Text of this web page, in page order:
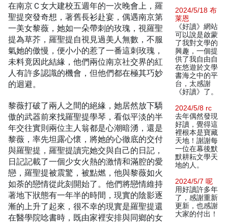
在南京Ｃ女大建校五週年的一次晚會上，羅
聖提突發奇想，著舊長衫赴宴，偶遇南京第
一美女黎薇，她如一朵帶刺的玫瑰，視羅聖
提為草芥，羅聖提自視見過美人無數，不服
氣她的傲慢，便小小的惹了一番這刺玫瑰，
未料竟因此結緣，他們兩位南京社交界的紅
人有許多認識的機會，但他們都在極其巧妙
的迴避。
黎薇打破了兩人之間的絕緣，她居然放下驕
傲的武器前來找羅聖提學琴，看似平淡的半
年交往實則兩位主人翁都是心潮暗湧，還是
黎薇，率先坦露心懷，將她的心徹底的交付
與羅聖提，羅聖提讀完她交與自己的日記，
日記記載了一個少女火熱的激情和滿腔的愛
戀，羅聖提被震驚，被點燃，他與黎薇如火
如荼的戀情從此刻開始了。他們將戀情維持
著地下狀態有一年半的時間，現實的陰影逐
漸的上升了起來，很不幸的現實是羅聖提還
在醫學院唸書時，既由家裡安排與同鄉的女
2024/5/18 布
莱恩
《好讀》網站
可以說是啟蒙
了我對文學的
興趣，一個提
供了我自由自
在悠遊於文學
書海之中的平
台，太感謝
《好讀》了。
2024/5/8 rc
去年偶然發現
好讀，覺得這
裡根本是寶藏
天地！謝謝每
一位在幕後默
默耕耘文學天
地的人。
2024/5/7 呢
用好讀許多年
了，感謝重新
更新，也感謝
大家的付出！